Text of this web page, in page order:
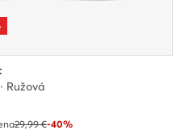
Ružová
cena
29,99 €-40%